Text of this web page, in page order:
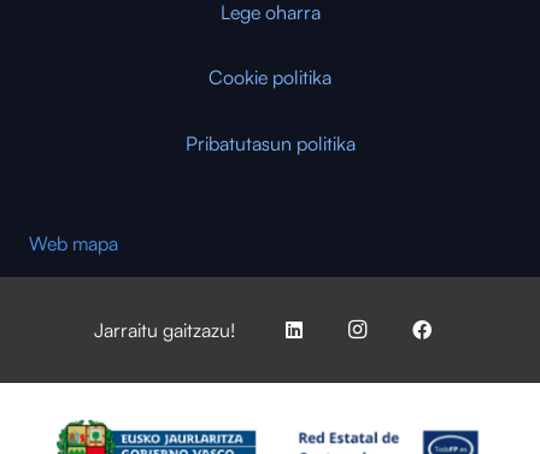
Lege oharra
Cookie politika
Pribatutasun politika
Web mapa
Jarraitu gaitzazu!